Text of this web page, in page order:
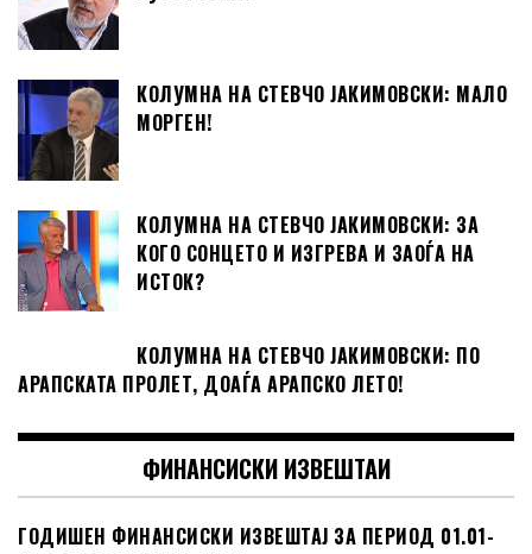
КОЛУМНА НА СТЕВЧО ЈАКИМОВСКИ: МАЛО
МОРГЕН!
КОЛУМНА НА СТЕВЧО ЈАКИМОВСКИ: ЗА
КОГО СОНЦЕТО И ИЗГРЕВА И ЗАОЃА НА
ИСТОК?
КОЛУМНА НА СТЕВЧО ЈАКИМОВСКИ: ПО
АРАПСКАТА ПРОЛЕТ, ДОАЃА АРАПСКО ЛЕТО!
ФИНАНСИСКИ ИЗВЕШТАИ
ГОДИШЕН ФИНАНСИСКИ ИЗВЕШТАЈ ЗА ПЕРИОД 01.01-